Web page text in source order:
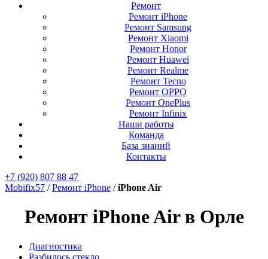
Ремонт
Ремонт iPhone
Ремонт Samsung
Ремонт Xiaomi
Ремонт Honor
Ремонт Huawei
Ремонт Realme
Ремонт Tecno
Ремонт OPPO
Ремонт OnePlus
Ремонт Infinix
Наши работы
Команда
База знаний
Контакты
+7 (920) 807 88 47
Mobifix57 /Ремонт iPhone /iPhone Air
Ремонт iPhone Air в Орле
Диагностика
Разбилось стекло